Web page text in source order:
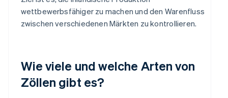
wettbewerbsfähiger zu machen und den Warenfluss
zwischen verschiedenen Märkten zu kontrollieren.
Wie viele und welche Arten von
Zöllen gibt es?